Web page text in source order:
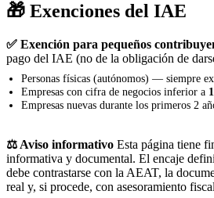
🎁 Exenciones del IAE
✅ Exención para pequeños
pago del IAE (no de la obligación de
Personas físicas (autónomos) — siempre
Empresas con cifra de negocios inferior a
Empresas nuevas durante los primeros 2
⚖️ Aviso informativo Esta página tiene
informativa y documental. El encaje
debe contrastarse con la AEAT, la
real y, si procede, con asesoramiento